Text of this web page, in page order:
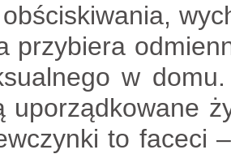
przybiera
w
uporządkowane
to faceci